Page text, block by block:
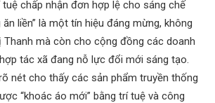
chấp nhận đơn hợp lệ cho sáng chế
liền” là một tín hiệu đáng mừng, không
Thanh mà còn cho cộng đồng các doanh
tác xã đang nỗ lực đổi mới sáng tạo.
nét cho thấy các sản phẩm truyền thống
“khoác áo mới” bằng trí tuệ và công